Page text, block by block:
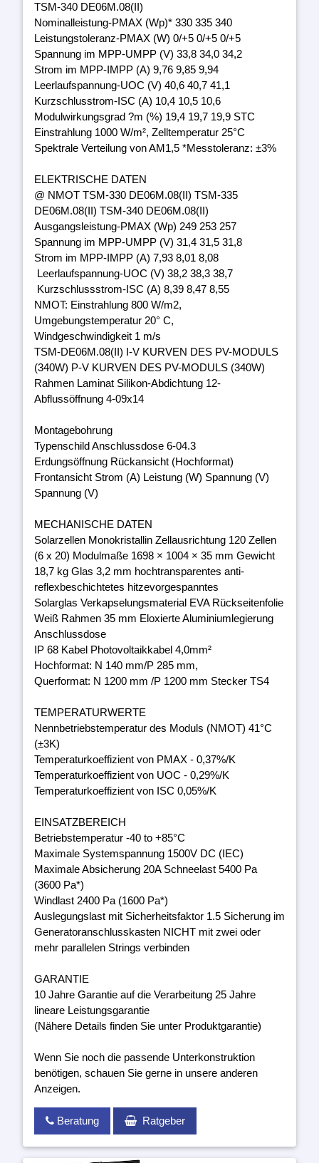
TSM-340 DE06M.08(II)
Nominalleistung-PMAX (Wp)* 330 335 340
Leistungstoleranz-PMAX (W) 0/+5 0/+5 0/+5
Spannung im MPP-UMPP (V) 33,8 34,0 34,2
Strom im MPP-IMPP (A) 9,76 9,85 9,94
Leerlaufspannung-UOC (V) 40,6 40,7 41,1
Kurzschlusstrom-ISC (A) 10,4 10,5 10,6
Modulwirkungsgrad ?m (%) 19,4 19,7 19,9 STC
Einstrahlung 1000 W/m², Zelltemperatur 25°C
Spektrale Verteilung von AM1,5 *Messtoleranz: ±3%
ELEKTRISCHE DATEN
@ NMOT TSM-330 DE06M.08(II) TSM-335
DE06M.08(II) TSM-340 DE06M.08(II)
Ausgangsleistung-PMAX (Wp) 249 253 257
Spannung im MPP-UMPP (V) 31,4 31,5 31,8
Strom im MPP-IMPP (A) 7,93 8,01 8,08
Leerlaufspannung-UOC (V) 38,2 38,3 38,7
Kurzschlussstrom-ISC (A) 8,39 8,47 8,55
NMOT: Einstrahlung 800 W/m2,
Umgebungstemperatur 20° C,
Windgeschwindigkeit 1 m/s
TSM-DE06M.08(II) I-V KURVEN DES PV-MODULS
(340W) P-V KURVEN DES PV-MODULS (340W)
Rahmen Laminat Silikon-Abdichtung 12-
Abflussöffnung 4-09x14
Montagebohrung
Typenschild Anschlussdose 6-04.3
Erdungsöffnung Rückansicht (Hochformat)
Frontansicht Strom (A) Leistung (W) Spannung (V)
Spannung (V)
MECHANISCHE DATEN
Solarzellen Monokristallin Zellausrichtung 120 Zellen
(6 x 20) Modulmaße 1698 × 1004 × 35 mm Gewicht
18,7 kg Glas 3,2 mm hochtransparentes anti-
reflexbeschichtetes hitzevorgespanntes
Solarglas Verkapselungsmaterial EVA Rückseitenfolie
Weiß Rahmen 35 mm Eloxierte Aluminiumlegierung
Anschlussdose
IP 68 Kabel Photovoltaikkabel 4,0mm²
Hochformat: N 140 mm/P 285 mm,
Querformat: N 1200 mm /P 1200 mm Stecker TS4
TEMPERATURWERTE
Nennbetriebstemperatur des Moduls (NMOT) 41°C
(±3K)
Temperaturkoeffizient von PMAX - 0,37%/K
Temperaturkoeffizient von UOC - 0,29%/K
Temperaturkoeffizient von ISC 0,05%/K
EINSATZBEREICH
Betriebstemperatur -40 to +85°C
Maximale Systemspannung 1500V DC (IEC)
Maximale Absicherung 20A Schneelast 5400 Pa
(3600 Pa*)
Windlast 2400 Pa (1600 Pa*)
Auslegungslast mit Sicherheitsfaktor 1.5 Sicherung im
Generatoranschlusskasten NICHT mit zwei oder
mehr parallelen Strings verbinden
GARANTIE
10 Jahre Garantie auf die Verarbeitung 25 Jahre
lineare Leistungsgarantie
(Nähere Details finden Sie unter Produktgarantie)
Wenn Sie noch die passende Unterkonstruktion
benötigen, schauen Sie gerne in unsere anderen
Anzeigen.
Beratung Ratgeber